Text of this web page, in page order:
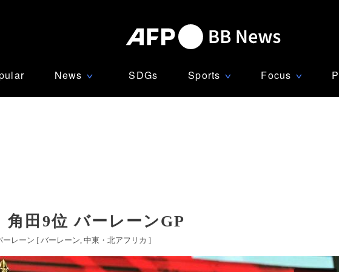
News ∨ SDGs Sports ∨ Focus ∨
角田9位 バーレーンGP
ーレーン [ バーレーン 中東・北アフリカ ]